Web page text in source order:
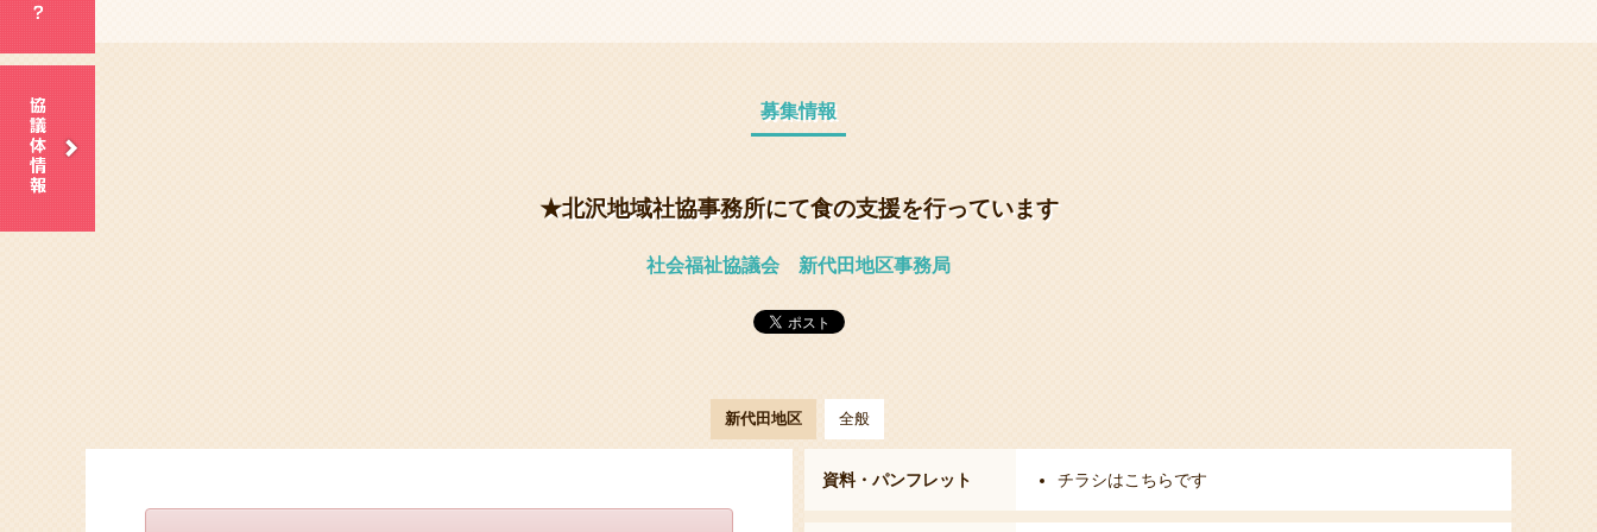
募集情報
★北沢地域社協事務所にて食の支援を行っています
社会福祉協議会 新代田地区事務局
新代田地区 全般
資料・パンフレット チラシはこちらです